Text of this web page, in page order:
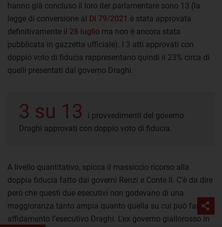
hanno già concluso il loro iter parlamentare sono 13 (la
legge di conversione al Dl 79/2021 è stata approvata
definitivamente il 28 luglio ma non è ancora stata
pubblicata in gazzetta ufficiale). I 3 atti approvati con
doppio voto di fiducia rappresentano quindi il 23% circa di
quelli presentati dal governo Draghi.
3 su 13
i provvedimenti del governo
Draghi approvati con doppio voto di fiducia.
A livello quantitativo, spicca il massiccio ricorso alla
doppia fiducia fatto dai governi Renzi e Conte II. C’è da dire
però che questi due esecutivi non godevano di una
maggioranza tanto ampia quanto quella su cui può fare
affidamento l’esecutivo Draghi. L’ex governo giallorosso in